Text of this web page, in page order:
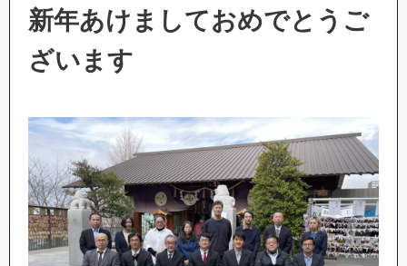
新年あけましておめでとうご
ざいます